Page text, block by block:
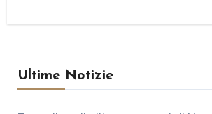
Ultime Notizie